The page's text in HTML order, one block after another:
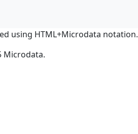
using HTML+Microdata notation.
Microdata.